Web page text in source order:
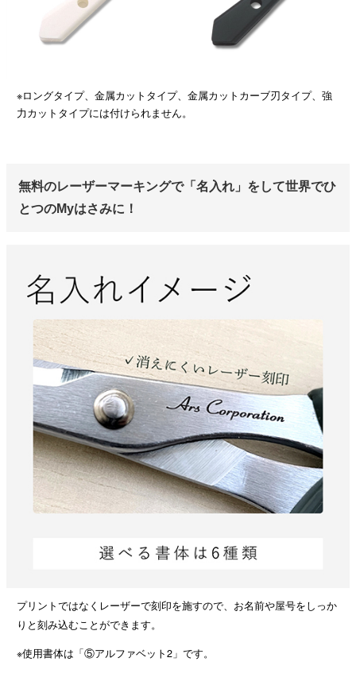
※ロングタイプ、金属カットタイプ、金属カットカーブ刃タイプ、強
力カットタイプには付けられません。
無料のレーザーマーキングで「名入れ」をして世界でひ
とつのMyはさみに！
プリントではなくレーザーで刻印を施すので、お名前や屋号をしっか
りと刻み込むことができます。
※使用書体は「⑤アルファベット2」です。